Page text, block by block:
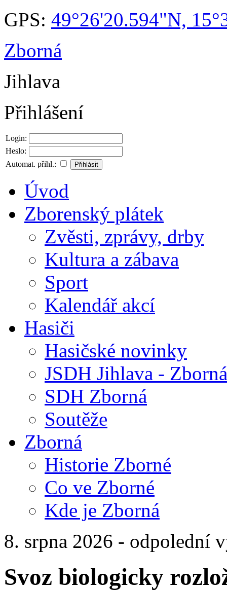
GPS: 49°26'20.594"N,
Zborná
Jihlava
Přihlášení
Login:
Heslo:
Automat. přihl.:
Úvod
Zborenský plátek
Zvěsti, zprávy, drby
Kultura a zábava
Sport
Kalendář akcí
Hasiči
Hasičské novinky
JSDH Jihlava - Zborná
SDH Zborná
Soutěže
Zborná
Historie Zborné
Co ve Zborné
Kde je Zborná
8. srpna 2026 - odpolední
Svoz biologicky